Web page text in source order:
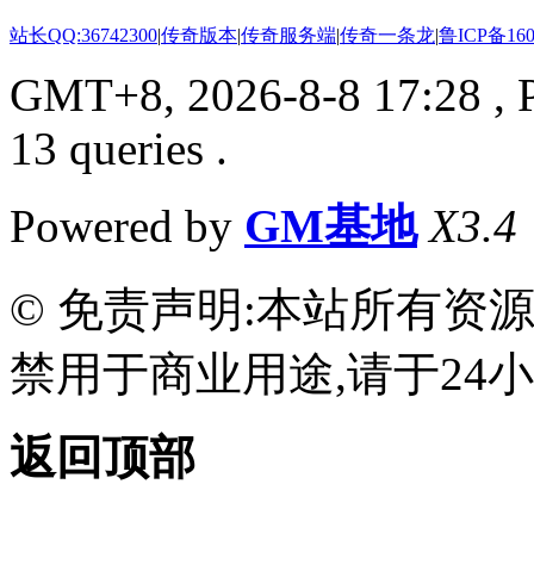
站长QQ:36742300|传奇版本|传奇服务端|传奇一条龙|鲁ICP备
GMT+8, 2026-8-8 17:28 ,
13 queries .
Powered by GM基地 X3.4
© 免责声明:本站所有资
禁用于商业用途,请于24
返回顶部